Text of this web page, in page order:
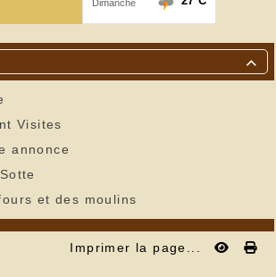

Visites
annonce
et des moulins
Imprimer la page...